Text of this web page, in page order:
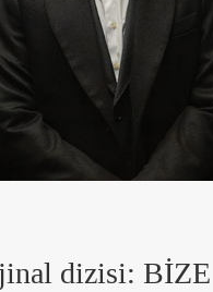
dizisi: